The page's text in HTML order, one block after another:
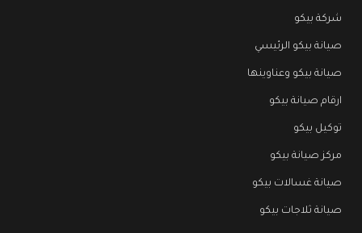
شركة بيكو
صيانة بيكو الرئيسي
صيانة بيكو وعناوينها
ارقام صيانة بيكو
توكيل بيكو
مركز صيانة بيكو
صيانة غسالات بيكو
صيانة ثلاجات بيكو